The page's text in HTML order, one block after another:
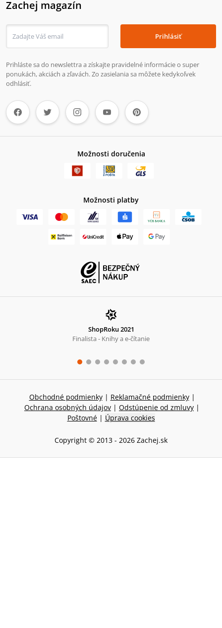
Zachej magazín
Prihlásiť
Prihláste sa do newslettra a získajte pravidelné informácie o super
ponukách, akciách a zľavách. Zo zasielania sa môžete kedykoľvek
odhlásiť.
Možnosti doručenia
Možnosti platby
ShopRoku 2021
Finalista - Knihy a e-čítanie
Obchodné podmienky | Reklamačné podmienky |
Ochrana osobných údajov | Odstúpenie od zmluvy |
Poštovné | Úprava cookies
Copyright © 2013 - 2026 Zachej.sk